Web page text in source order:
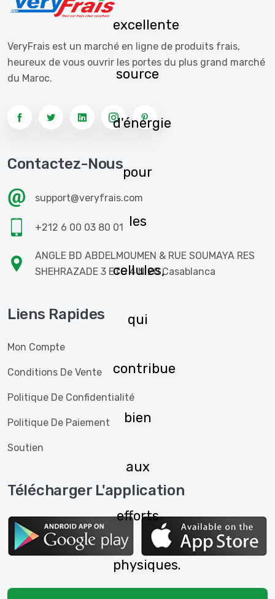
excellente
source
d'énergie
pour
les
cellules,
qui
contribue
bien
aux
efforts
physiques.
VeryFrais est un marché en ligne de produits frais,
heureux de vous ouvrir les portes du plus grand marché
du Maroc.
Contactez-Nous
support@veryfrais.com
+212 6 00 03 80 01
ANGLE BD ABDELMOUMEN & RUE SOUMAYA RES
SHEHRAZADE 3 ETG 4 N 20 Casablanca
Liens Rapides
Mon Compte
Conditions De Vente
Politique De Confidentialité
Politique De Paiement
Soutien
Télécharger L'application